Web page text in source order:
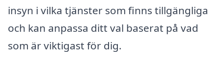
insyn i vilka tjänster som finns tillgängliga
och kan anpassa ditt val baserat på vad
som är viktigast för dig.